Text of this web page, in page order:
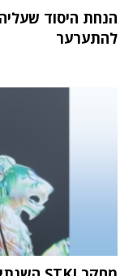
הנחת היסוד
להתערער